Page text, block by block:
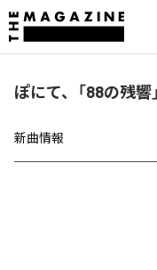
ぽにて、「88の残響
新曲情報